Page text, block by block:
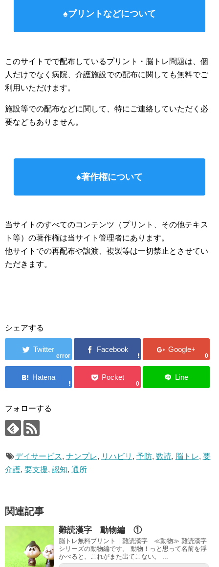
♠プリントなどについて
このサイトでで配布しているプリント・脳トレ問題は、個
人だけでなく病院、介護施設での配布に関しても無料でご
利用いただけます。
施設等での配布などに関して、特にご連絡していただく必
要などもありません。
♠著作権について
当サイトのすべてのコンテンツ（プリント、その他テキス
ト等）の著作権は当サイト管理者にあります。
他サイトでの再配布や譲渡、複製等は一切禁止とさせてい
ただきます。
シェアする
error 0
0
フォローする
デイサービス, ナンプレ, リハビリ , 予防, 数読, 脳トレ, 要
介護, 要支援, 認知, 通所
関連記事
難読漢字 動物編 ①
脳トレ無料プリント｜難読漢字 ≪動物≫ 難読漢字
シリーズの動物編です。 動物！っと思って名前を浮
かべると、これがまた出てこない。 ...